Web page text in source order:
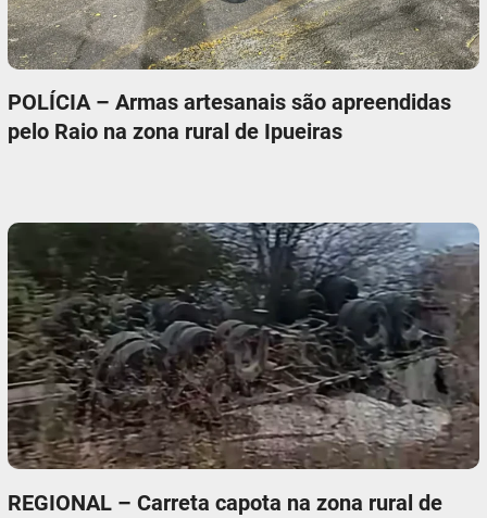
POLÍCIA – Armas artesanais são apreendidas
pelo Raio na zona rural de Ipueiras
REGIONAL – Carreta capota na zona rural de